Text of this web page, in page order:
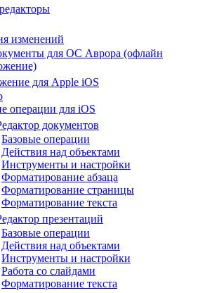
изменений
для ОС Аврора (офлайн
для Apple iOS
операции для iOS
документов
Базовые операции
Действия над объектами
Инструменты и настройки
Форматирование абзаца
Форматирование страницы
Форматирование текста
презентаций
Базовые операции
Действия над объектами
Инструменты и настройки
Работа со слайдами
Форматирование текста